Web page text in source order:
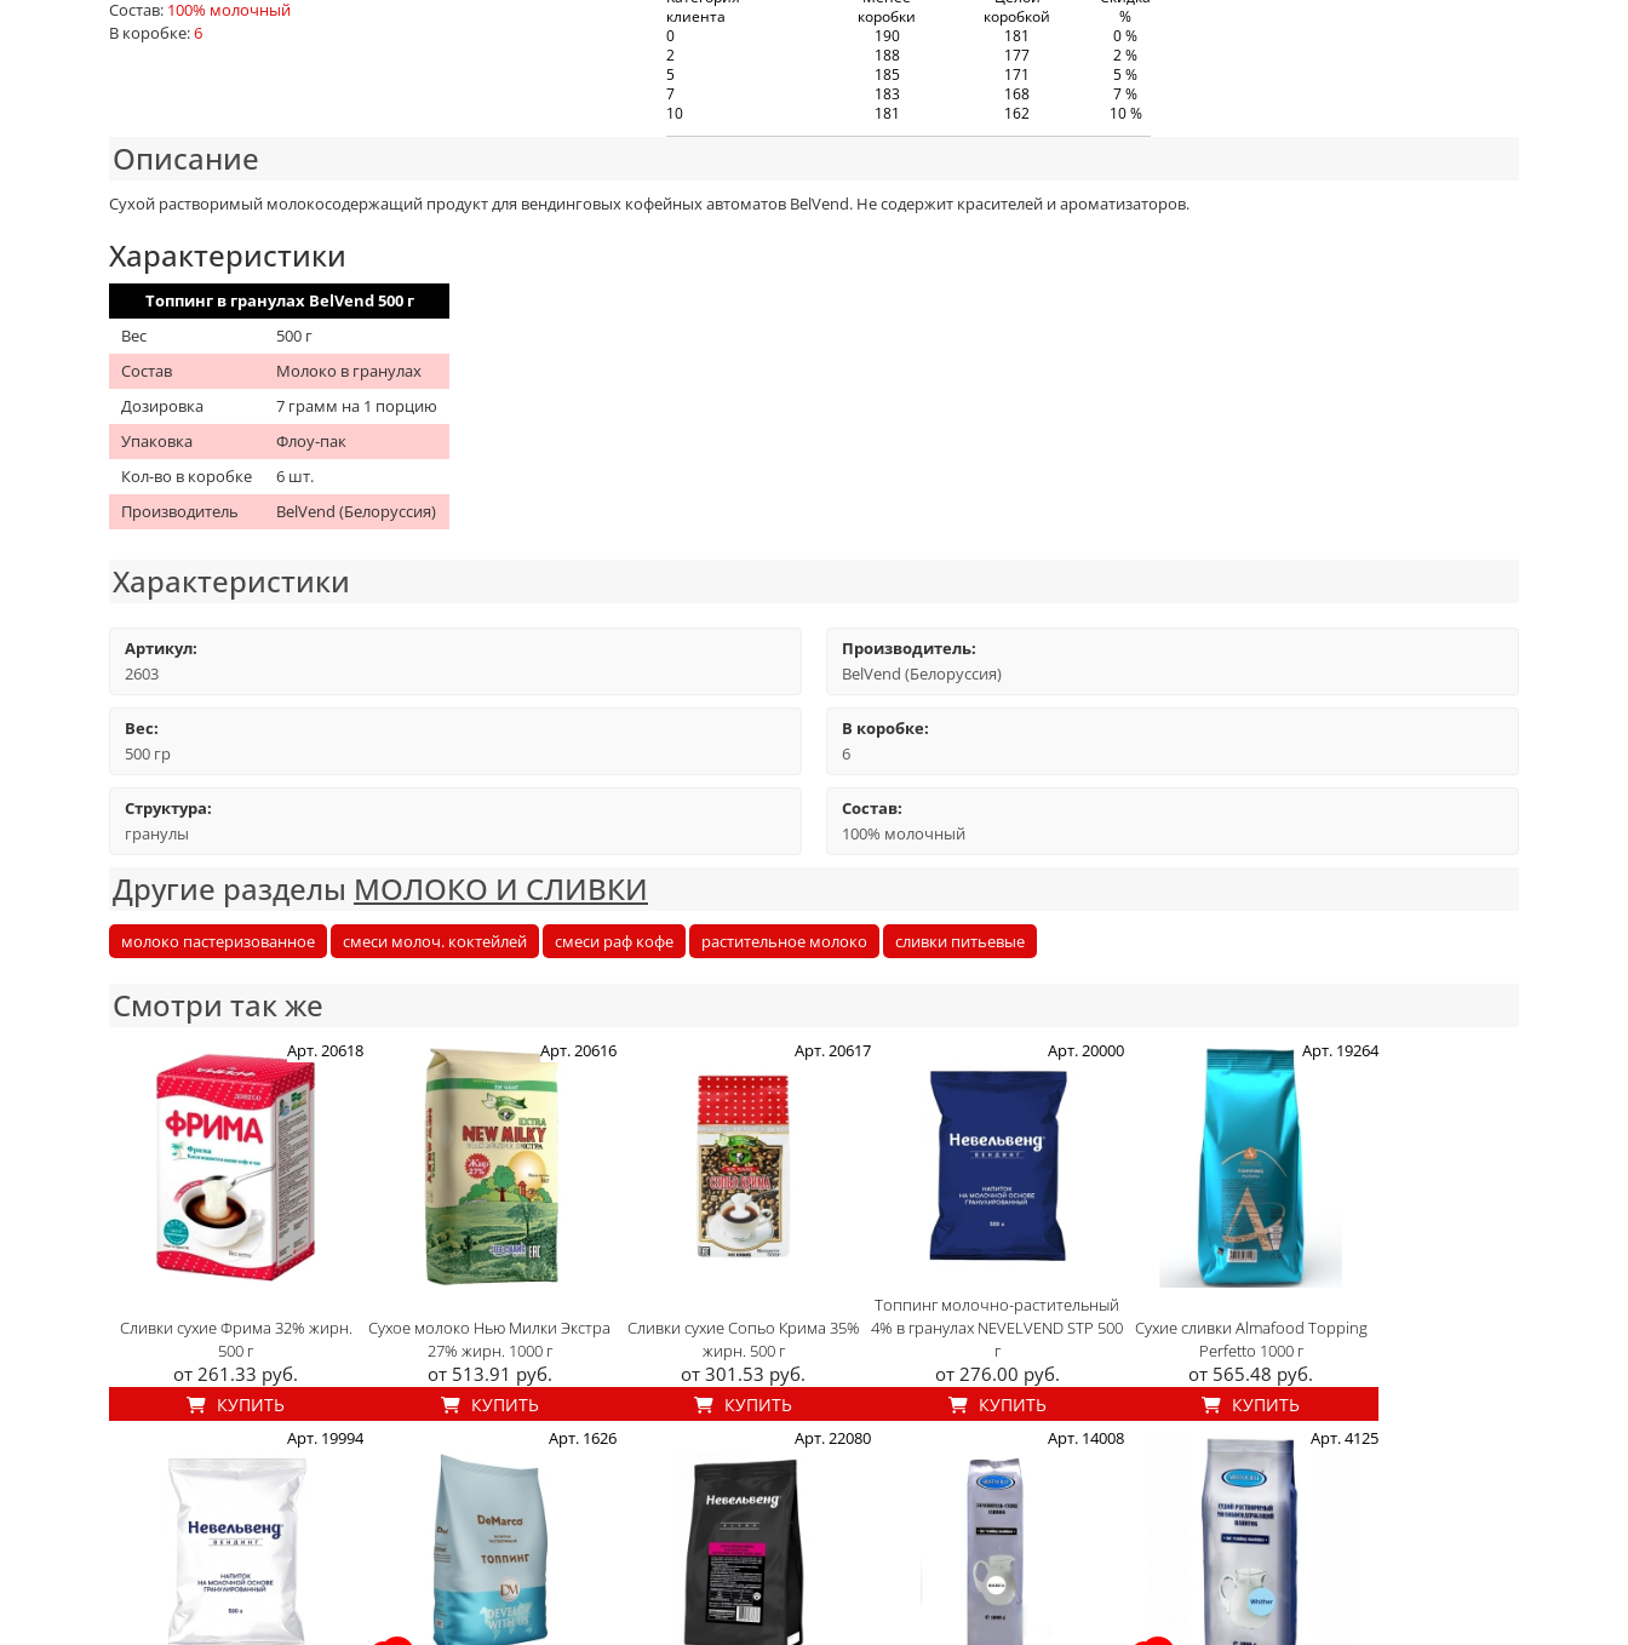
Состав: 100% молочный
В коробке:6
клиента
коробки
коробкой
%
0
190 181
0 %
2
188 177
2 %
5
185 171
5 %
7
183 168
7 %
10
181 162 10 %
Описание
Сухой растворимый молокосодержащий продукт для вендинговых кофейных автоматов BelVend. Не содержит красителей и ароматизаторов.
Характеристики
Топпинг в гранулах BelVend 500 г
Вес
500 г
Состав
Молоко в гранулах
Дозировка
7 грамм на 1 порцию
Упаковка
Флоу-пак
Кол-во в коробке
6 шт.
Производитель
BelVend (Белоруссия)
Характеристики
Артикул:
2603
Производитель:
BelVend (Белоруссия)
Вес:
500 гр
В коробке:
6
Структура:
гранулы
Состав:
100% молочный
Другие разделы МОЛОКО И СЛИВКИ
молоко пастеризованное смеси молоч. коктейлей смеси раф кофе растительное молоко сливки питьевые
Смотри так же
Арт. 20618
Сливки сухие Фрима 32% жирн.
500 г
от 261.33 руб.
КУПИТЬ
Арт. 20616
Сухое молоко Нью Милки Экстра
27% жирн. 1000 г
от 513.91 руб.
КУПИТЬ
Арт. 20617
Сливки сухие Сопьо Крима 35%
жирн. 500 г
от 301.53 руб.
КУПИТЬ
Арт. 20000
Топпинг молочно-растительный
4% в гранулах NEVELVEND STP 500
г
от 276.00 руб.
КУПИТЬ
Арт. 19264
Сухие сливки Almafood Topping
Perfetto 1000 г
от 565.48 руб.
КУПИТЬ
Арт. 19994 Арт. 1626 Арт. 22080 Арт. 14008 Арт. 4125